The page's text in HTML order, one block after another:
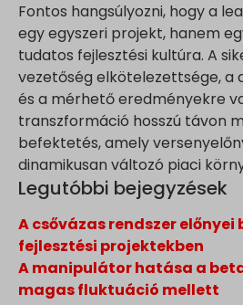
Fontos hangsúlyozni, hogy a
egy egyszeri projekt, hanem
tudatos fejlesztési kultúra. A
vezetőség elkötelezettsége, a
és a mérhető eredményekre
transzformáció hosszú távon
befektetés, amely
dinamikusan változó piaci
Legutóbbi bejegyzések
A csővázas rendszer
fejlesztési projektekben
A manipulátor hatása a
magas fluktuáció mellett